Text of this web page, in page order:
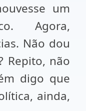
um
Agora,
Não dou
Repito, não
digo que
ainda,